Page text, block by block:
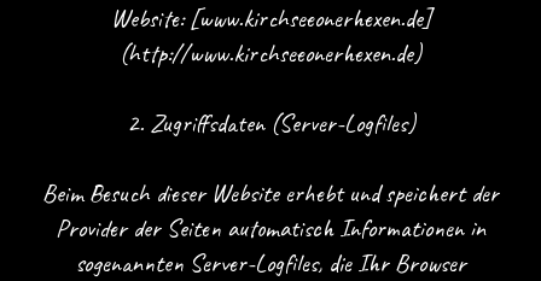
Website: [www.kirchseeonerhexen.de]
(http://www.kirchseeonerhexen.de)
2. Zugriffsdaten (Server-Logfiles)
Beim Besuch dieser Website erhebt und speichert der
Provider der Seiten automatisch Informationen in
sogenannten Server-Logfiles, die Ihr Browser